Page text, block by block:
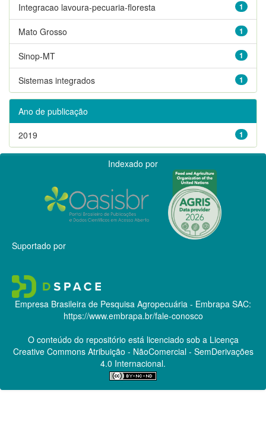
1
Integracao lavoura-pecuaria-floresta
1
Mato Grosso
1
Sinop-MT
1
Sistemas integrados
Ano de publicação
1
2019
Indexado por
Suportado por
Empresa Brasileira de Pesquisa Agropecuária - Embrapa SAC:
https://www.embrapa.br/fale-conosco
O conteúdo do repositório está licenciado sob a Licença
Creative CommonsAtribuição - NãoComercial - SemDerivações
4.0 Internacional.